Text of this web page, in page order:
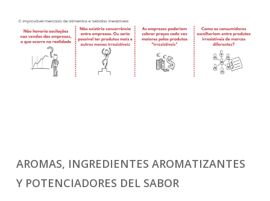
AROMAS, INGREDIENTES AROMATIZANTES
Y POTENCIADORES DEL SABOR